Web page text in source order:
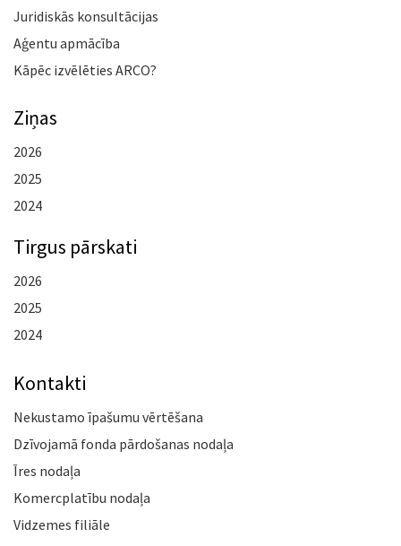
Juridiskās konsultācijas
Aģentu apmācība
Kāpēc izvēlēties ARCO?
Ziņas
2026
2025
2024
Tirgus pārskati
2026
2025
2024
Kontakti
Nekustamo īpašumu vērtēšana
Dzīvojamā fonda pārdošanas nodaļa
Īres nodaļa
Komercplatību nodaļa
Vidzemes filiāle